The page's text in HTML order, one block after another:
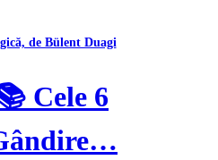
de Bülent Duagi
Cele 6